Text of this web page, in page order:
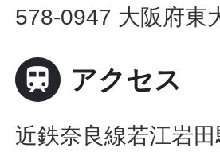
578-0947 大阪府東
 アクセス
近鉄奈良線若江岩